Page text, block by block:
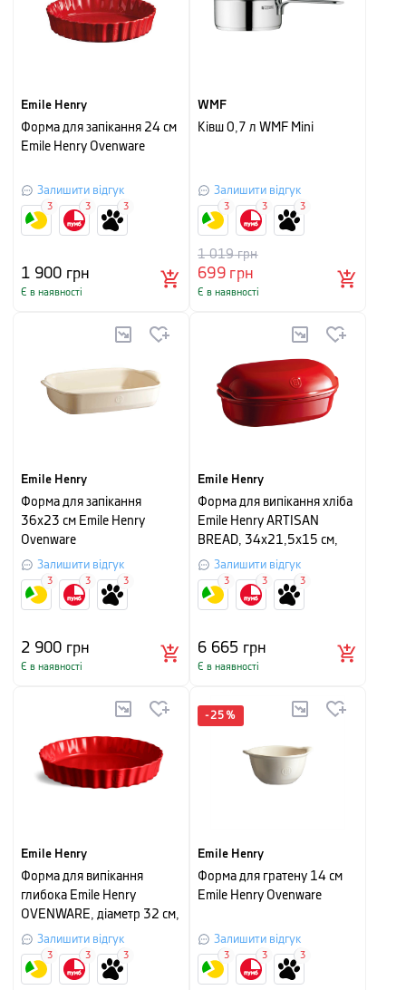
Emile Henry
Форма для запікання 24 см
Emile Henry Ovenware
Залишити відгук
1 900 грн
Є в наявності
3 3 3
WMF
Ківш 0,7 л WMF Mini
Залишити відгук
699грн
1 019грн
Є в наявності
3 3 3
Emile Henry
Форма для запікання
36x23 см Emile Henry
Ovenware
Залишити відгук
2 900 грн
Є в наявності
3 3 3
Emile Henry
Форма для випікання хліба
Emile Henry ARTISAN
BREAD, 34x21,5x15 см,
червоний
Залишити відгук
6 665 грн
Є в наявності
3 3 3
Emile Henry
Форма для випікання
глибока Emile Henry
OVENWARE, діаметр 32 см,
червоний
Залишити відгук
3 3 3
-25 %
Emile Henry
Форма для гратену 14 см
Emile Henry Ovenware
Залишити відгук
3 3 3